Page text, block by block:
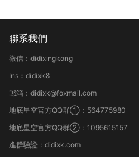
聯系我們
微信：didixingkong
Ins：didixk8
郵箱：didixk@foxmail.com
地底星空官方QQ群①：564775980
地底星空官方QQ群②：1095615157
進群驗證：didixk.com